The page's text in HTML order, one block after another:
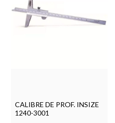
CALIBRE DE PROF. INSIZE
1240-3001